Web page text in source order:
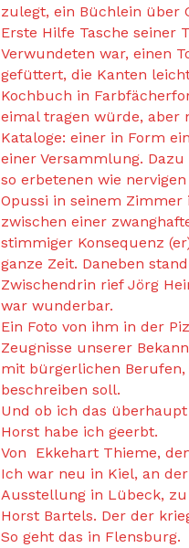
zulegt, ein Büchlein über
Erste Hilfe Tasche seiner
Verwundeten war, einen
gefüttert, die Kanten
Kochbuch in
eimal tragen würde, aber
Kataloge: einer in Form
einer Versammlung.
so erbetenen wie
Opussi in seinem Zimmer
zwischen einer
stimmiger Konsequenz
ganze Zeit. Daneben
Zwischendrin rief Jörg
war wunderbar.
Ein Foto von ihm in der
Zeugnisse unserer
mit bürgerlichen
beschreiben soll.
Und ob ich das
Horst habe ich geerbt.
Von Ekkehart Thieme,
Ich war neu in Kiel, an
Ausstellung in Lübeck,
Horst Bartels. Der der
So geht das in Flensburg.